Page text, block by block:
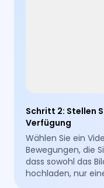
Schritt 2: Stellen
Verfügung
Wählen Sie ein
Bewegungen, die
dass sowohl das
hochladen, nur